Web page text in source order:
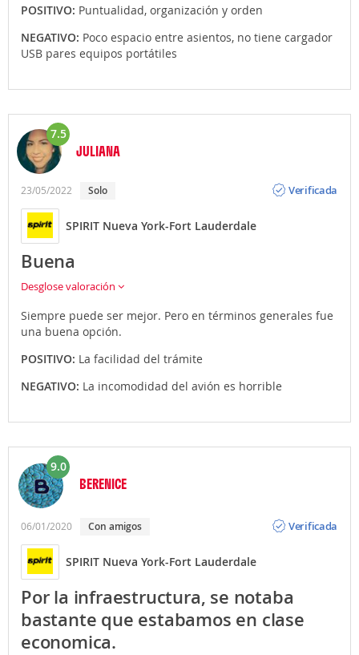
POSITIVO: Puntualidad, organización y orden
NEGATIVO: Poco espacio entre asientos, no tiene cargador
USB pares equipos portátiles
7.5
JULIANA
23/05/2022 Solo
Verificada
SPIRIT Nueva York-Fort Lauderdale
Buena
Desglose valoración
Siempre puede ser mejor. Pero en términos generales fue
una buena opción.
POSITIVO: La facilidad del trámite
NEGATIVO: La incomodidad del avión es horrible
9.0
BERENICE
06/01/2020 Con amigos
Verificada
SPIRIT Nueva York-Fort Lauderdale
Por la infraestructura, se notaba
bastante que estabamos en clase
economica.